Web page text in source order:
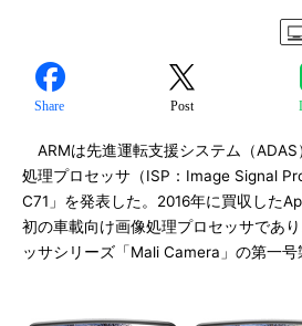
Share Post
ARMは先進運転支援システム（ADAS
処理プロセッサ（ISP：Image Signal
C71」を発表した。2016年に買収した
初の車載向け画像処理プロセッサであ
ッサシリーズ「Mali Camera」の第一号